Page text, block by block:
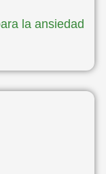
la ansiedad